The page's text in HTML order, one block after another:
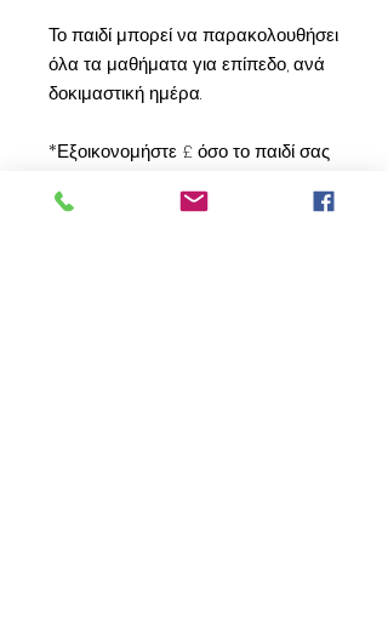
Το παιδί μπορεί να παρακολουθήσει
όλα τα μαθήματα για επίπεδο, ανά
δοκιμαστική ημέρα.
*Εξοικονομήστε £ όσο το παιδί σας